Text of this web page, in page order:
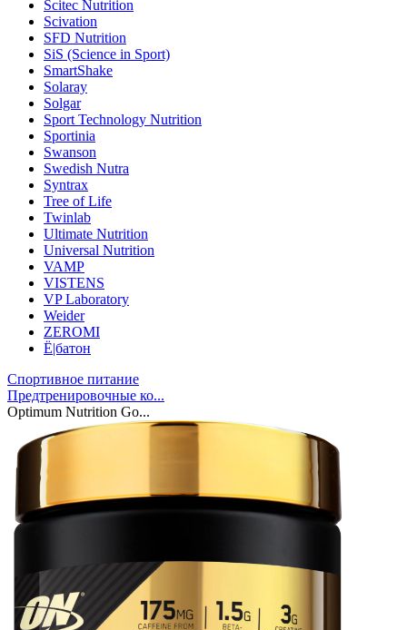
Scitec Nutrition
Scivation
SFD Nutrition
SiS (Science in Sport)
SmartShake
Solaray
Solgar
Sport Technology Nutrition
Sportinia
Swanson
Swedish Nutra
Syntrax
Tree of Life
Twinlab
Ultimate Nutrition
Universal Nutrition
VAMP
VISTENS
VP Laboratory
Weider
ZEROMI
Ё|батон
Спортивное питание
Предтренировочные ко...
Optimum Nutrition Go...